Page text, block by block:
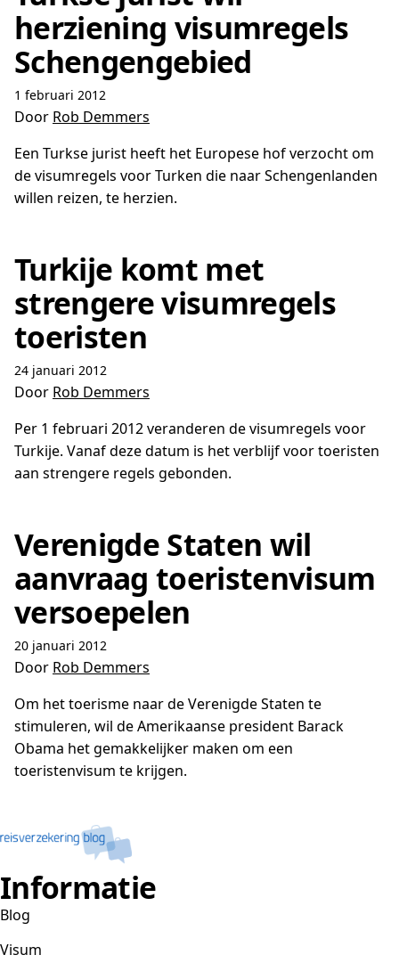
herziening visumregels
Schengengebied
1 februari 2012
Door Rob Demmers
Een Turkse jurist heeft het Europese hof verzocht om
de visumregels voor Turken die naar Schengenlanden
willen reizen, te herzien.
Turkije komt met
strengere visumregels
toeristen
24 januari 2012
Door Rob Demmers
Per 1 februari 2012 veranderen de visumregels voor
Turkije. Vanaf deze datum is het verblijf voor toeristen
aan strengere regels gebonden.
Verenigde Staten wil
aanvraag toeristenvisum
versoepelen
20 januari 2012
Door Rob Demmers
Om het toerisme naar de Verenigde Staten te
stimuleren, wil de Amerikaanse president Barack
Obama het gemakkelijker maken om een
toeristenvisum te krijgen.
Informatie
Blog
Visum